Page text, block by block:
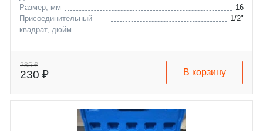
Размер, мм
16
Присоединительный
квадрат, дюйм
1/2"
285 ₽
230 ₽ В корзину